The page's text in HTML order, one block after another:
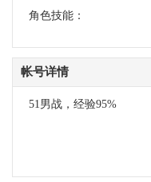
角色技能：
帐号详情
51男战，经验95%